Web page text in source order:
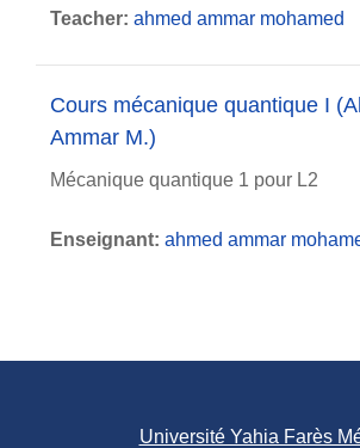
Teacher: ahmed ammar mohamed
Cours mécanique quantique I
Ammar M.)
Mécanique quantique 1 pour L2
Enseignant: ahmed ammar
Université Yahia Farès